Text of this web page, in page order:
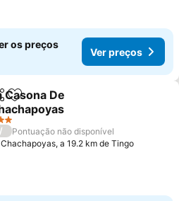
os preços
Ver preços
Adicionar aos favoritos
Casona De
preços
/
Pontuação não disponível
Chachapoyas, a 19.2 km de Tingo